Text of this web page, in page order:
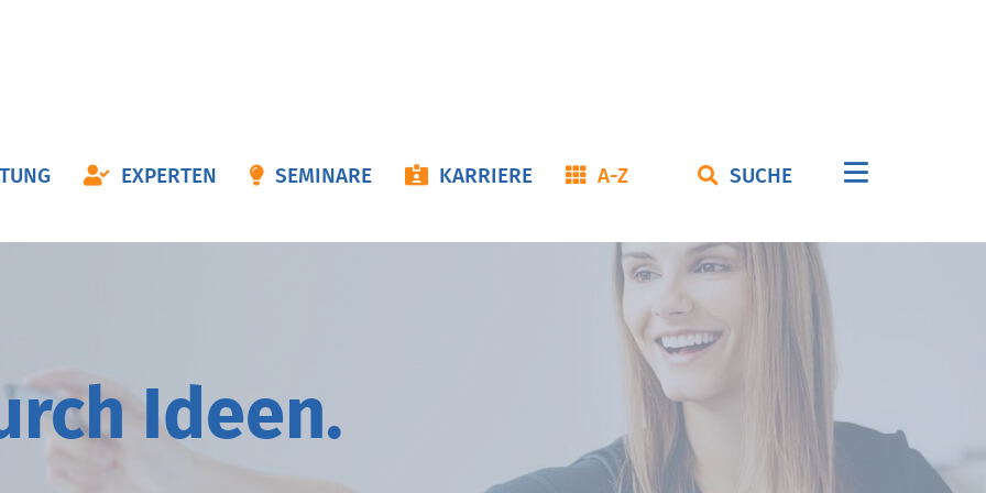
EXPERTEN SEMINARE KARRIERE A-Z SUCHE
Navigation
I deen.